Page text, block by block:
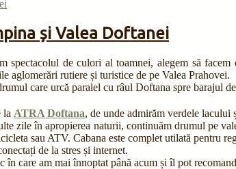
și Valea Doftanei
spectacolul de culori al toamnei, alegem să
aglomerări rutiere și turistice de pe Valea Prahovei.
care urcă paralel cu râul Doftana spre barajul
la ATRA Doftana, de unde admirăm verdele
zile în apropierea naturii, continuăm drumul pe
sau ATV. Cabana este complet utilată pentru
de la stres și internet.
care am mai înnoptat până acum și îl pot